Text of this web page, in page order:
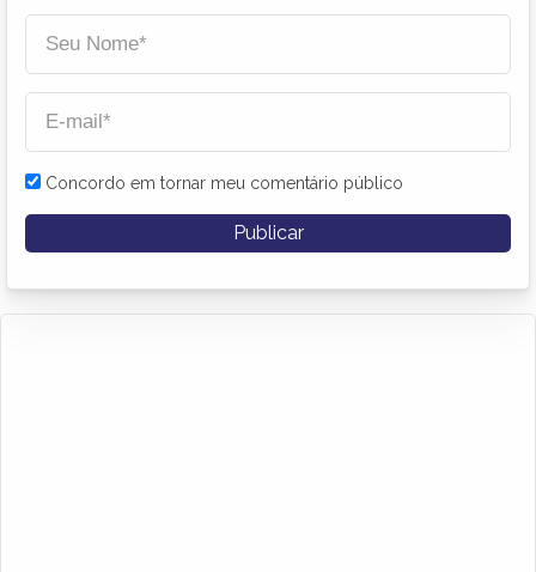
Concordo em tornar meu comentário público